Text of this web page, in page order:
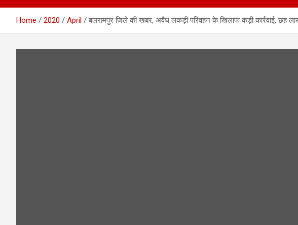
Home 2020 April बलरामपुर जिले की खबर, अवैध लकड़ी परिवहन के खिलाफ कड़ी कार्रवाई,